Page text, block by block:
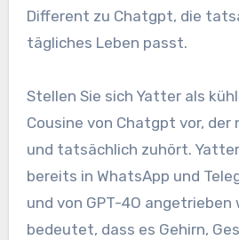
Different zu Chatgpt, die
tägliches Leben passt.
Stellen Sie sich Yatter als
Cousine von Chatgpt vor,
und tatsächlich zuhört.
bereits in WhatsApp und
und von GPT-4O angetrieben
bedeutet, dass es Gehirn,